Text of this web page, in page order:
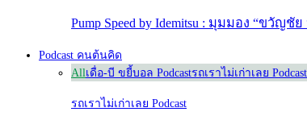
Pump Speed by Idemitsu : มุมมอง “ขวัญ
Podcast คนต้นคิด
Allเดื่อ-บี ขยี้บอล Podcastรถเราไม่เก่าเลย Podcast
รถเราไม่เก่าเลย Podcast